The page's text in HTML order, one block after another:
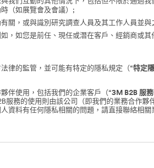
（如展覽會及會議）;
關，或與識別研究調查人員及其工作人員並與
，如您是前任、現任或潛在客戶、經銷商或其
律的監管，並可能有特定的隱私規定（“特定
伴使用，包括我們的企業客戶（“3M B2B 服務
服務的使用則由該公司（即我們的業務合作
資料有任何隱私相關的問題，請直接聯絡相關